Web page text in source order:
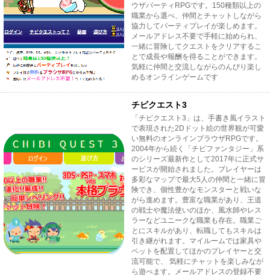
ウザパーティRPGです。150種類以上の
職業から選べ、仲間とチャットしながら
協力してパーティプレイが楽しめます。
メールアドレス不要で手軽に始められ、
一緒に冒険してクエストをクリアするこ
とで成長や報酬を得ることができます。
気軽に仲間と交流しながらのんびり楽し
めるオンラインゲームです
チビクエスト3
「チビクエスト3」は、手書き風イラスト
で表現された2Dドット絵の世界観が可愛
い無料のオンラインブラウザRPGです。
2004年から続く「チビファンタジー」系
のシリーズ最新作として2017年に正式サ
ービスが開始されました。プレイヤーは
多彩なマップで最大5人の仲間と一緒に冒
険でき、個性豊かなモンスターと戦いな
がら進めます。豊富な職業があり、王道
の戦士や魔法使いのほか、風水師やレス
ラーなどユニークな職業も存在。職業ご
とにスキルがあり、転職してもスキルは
引き継がれます。マイルームでは家具や
ペットを配置してほかのプレイヤーと交
流可能で、 気軽にチャットを楽しみなが
ら遊べます。メールアドレスの登録不要